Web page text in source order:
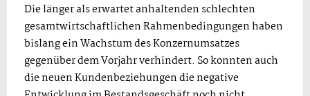
Die länger als erwartet anhaltenden schlechten
gesamtwirtschaftlichen Rahmenbedingungen haben
bislang ein Wachstum des Konzernumsatzes
gegenüber dem Vorjahr verhindert. So konnten auch
die neuen Kundenbeziehungen die negative